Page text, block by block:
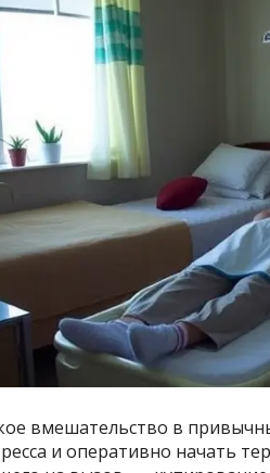
вмешательство в
и оперативно начать